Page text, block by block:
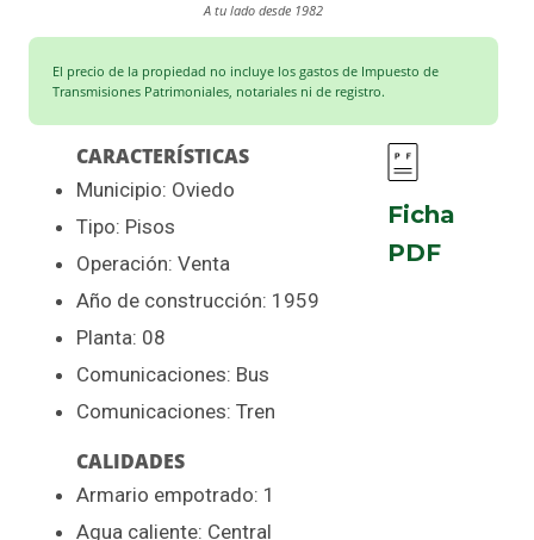
A tu lado desde 1982
El precio de la propiedad no incluye los gastos de Impuesto de
Transmisiones Patrimoniales, notariales ni de registro.
CARACTERÍSTICAS
Municipio: Oviedo
Tipo: Pisos
Operación: Venta
Año de construcción: 1959
Planta: 08
Comunicaciones: Bus
Comunicaciones: Tren
CALIDADES
Armario empotrado: 1
Agua caliente: Central
Ficha
PDF